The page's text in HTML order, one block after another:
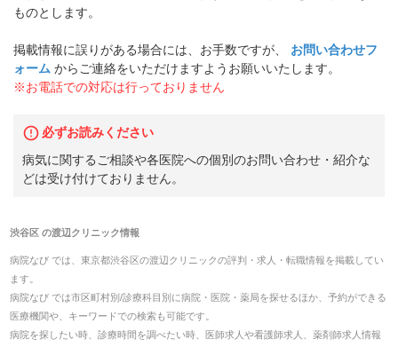
ものとします。
掲載情報に誤りがある場合には、お手数ですが、
お問い合わせフ
ォーム からご連絡をいただけますようお願いいたします。
※お電話での対応は行っておりません
必ずお読みください
病気に関するご相談や各医院への個別のお問い合わせ・紹介な
どは受け付けておりません。
渋谷区の渡辺クリニック情報
病院なび では、 東京都渋谷区の渡辺クリニックの評判・求人・転職情報を掲載してい
ます。
病院なび では市区町村別/診療科目別に病院・医院・薬局を探せるほか、予約ができる
医療機関や、キーワードでの検索も可能です。
病院を探したい時、診療時間を調べたい時、医師求人や看護師求人、薬剤師求人情報